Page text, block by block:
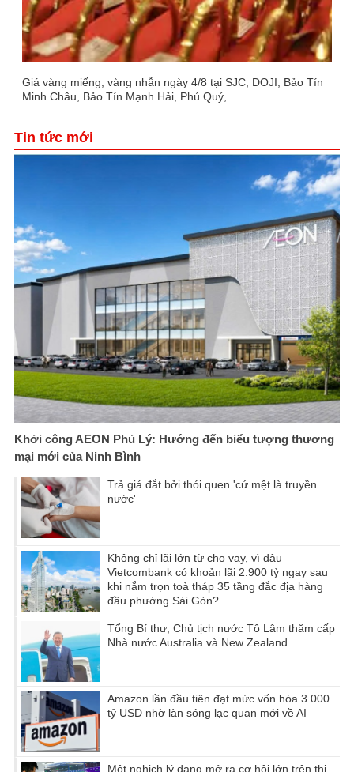
Giá vàng miếng, vàng nhẫn ngày 4/8 tại SJC, DOJI, Bảo Tín
Minh Châu, Bảo Tín Mạnh Hải, Phú Quý,...
Tin tức mới
Khởi công AEON Phủ Lý: Hướng đến biểu tượng thương
mại mới của Ninh Bình
Trả giá đắt bởi thói quen 'cứ mệt là truyền
nước'
Không chỉ lãi lớn từ cho vay, vì đâu
Vietcombank có khoản lãi 2.900 tỷ ngay sau
khi nắm trọn toà tháp 35 tầng đắc địa hàng
đầu phường Sài Gòn?
Tổng Bí thư, Chủ tịch nước Tô Lâm thăm cấp
Nhà nước Australia và New Zealand
Amazon lần đầu tiên đạt mức vốn hóa 3.000
tỷ USD nhờ làn sóng lạc quan mới về AI
Một nghịch lý đang mở ra cơ hội lớn trên thị